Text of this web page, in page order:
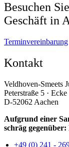
Besuchen
Geschäft in
Terminvereinbarung
Kontakt
Veldhoven-Smeets
Peterstraße 5 ·
D-52062 Aachen
Aufgrund einer
schräg
+49 (0) 241 -